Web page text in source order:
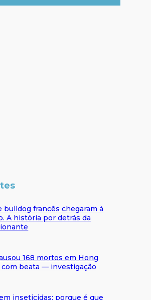
bulldog francês chegaram à
A história por detrás da
168 mortos em Hong
com beata — investigação
inseticidas: porque é que